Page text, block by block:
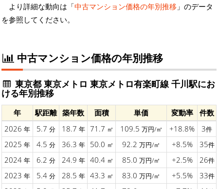
より詳細な動向は「中古マンション価格の年別推移 」のデータ
を参照してください。
中古マンション価格の年別推移
東京都 東京メトロ 東京メトロ有楽町線 千川駅にお
ける年別推移
年 駅距離 築年数 面積 単価 変動率
件数
2026 年 5.7 分 18.7 年 71.7 ㎡ 109.5 万円/㎡ +18.8% 3件
2025 年 4.5 分 36.3 年 50.0 ㎡ 92.2 万円/㎡ +8.5% 35件
2024 年 6.2 分 24.9 年 40.4 ㎡ 85.0 万円/㎡ +2.5% 26件
2023 年 5.4 分 28.5 年 43.3 ㎡ 83.0 万円/㎡ +5.5% 33件